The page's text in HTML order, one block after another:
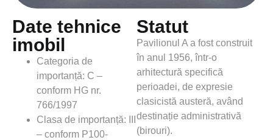
Date tehnice
imobil
Categoria de
importanță: C –
conform HG nr.
766/1997
Clasa de importanță: III
– conform P100-
Statut
Pavilionul A a fost construit
în anul 1956, într-o
arhitectură specifică
perioadei, de expresie
clasicistă austeră, având
destinație administrativă
(birouri).